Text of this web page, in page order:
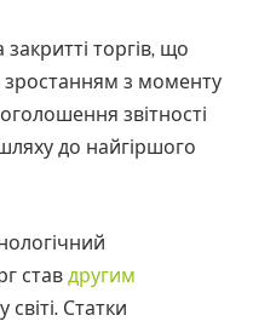
закритті торгів, що
з моменту
звітності
до найгіршого
став другим
Статки